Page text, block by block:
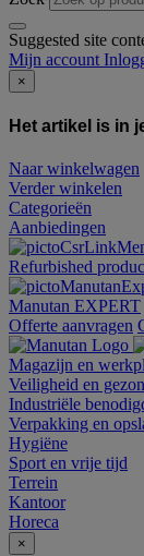
Suggested site
Mijn account
×
Het artikel is in
Naar winkelwagen
Verder winkelen
Categorieën
Aanbiedingen
Refurbished
Manutan EXPERT
Offerte aanvragen
Magazijn en
Veiligheid en
Industriële
Verpakking en
Hygiëne
Sport en vrije tijd
Terrein
Kantoor
Horeca
×